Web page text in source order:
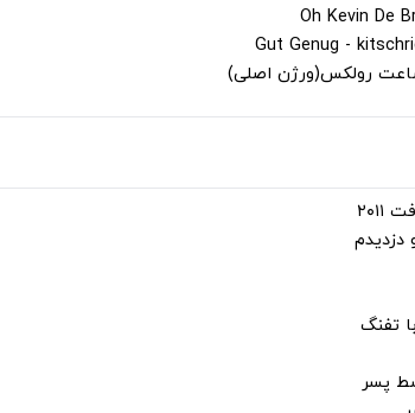
ساعت رولکس(ورژن اصلی)
دزدیدم
تفنگ
پسر